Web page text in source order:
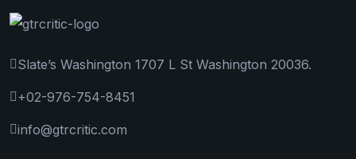
Slate’s Washington 1707 L St Washington 20036.
+02-976-754-8451
info@gtrcritic.com